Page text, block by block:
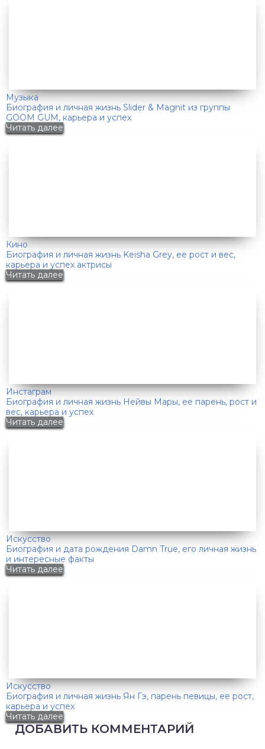
Музыка
Биография и личная жизнь Slider & Magnit из группы
GOOM GUM, карьера и успех
Читать далее
Кино
Биография и личная жизнь Keisha Grey, ее рост и вес,
карьера и успех актрисы
Читать далее
Инстаграм
Биография и личная жизнь Нейвы Мары, ее парень, рост и
вес, карьера и успех
Читать далее
Искусство
Биография и дата рождения Damn True, его личная жизнь
и интересные факты
Читать далее
Искусство
Биография и личная жизнь Ян Гэ, парень певицы, ее рост,
карьера и успех
Читать далее
ДОБАВИТЬ КОММЕНТАРИЙ